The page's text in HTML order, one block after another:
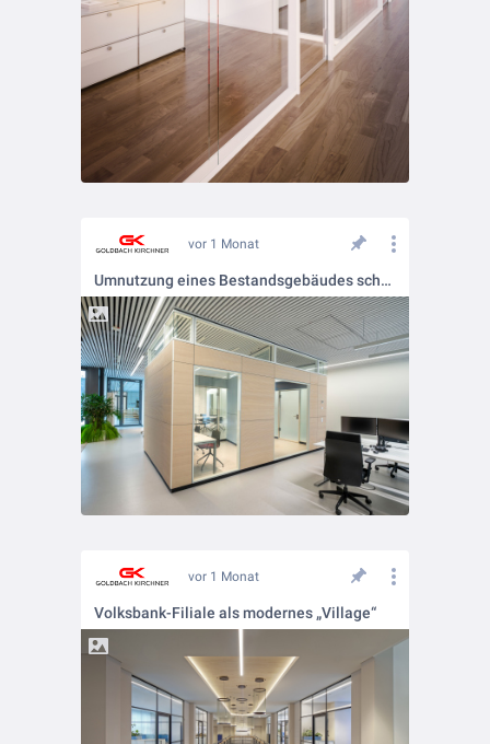
vor 1 Monat
Umnutzung eines Bestandsgebäudes schafft moderne Arbeitswelten
vor 1 Monat
Volksbank-Filiale als modernes „Village“